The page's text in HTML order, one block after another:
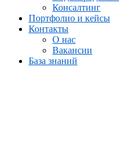
Консалтинг
Портфолио и кейсы
Контакты
О нас
Вакансии
База знаний